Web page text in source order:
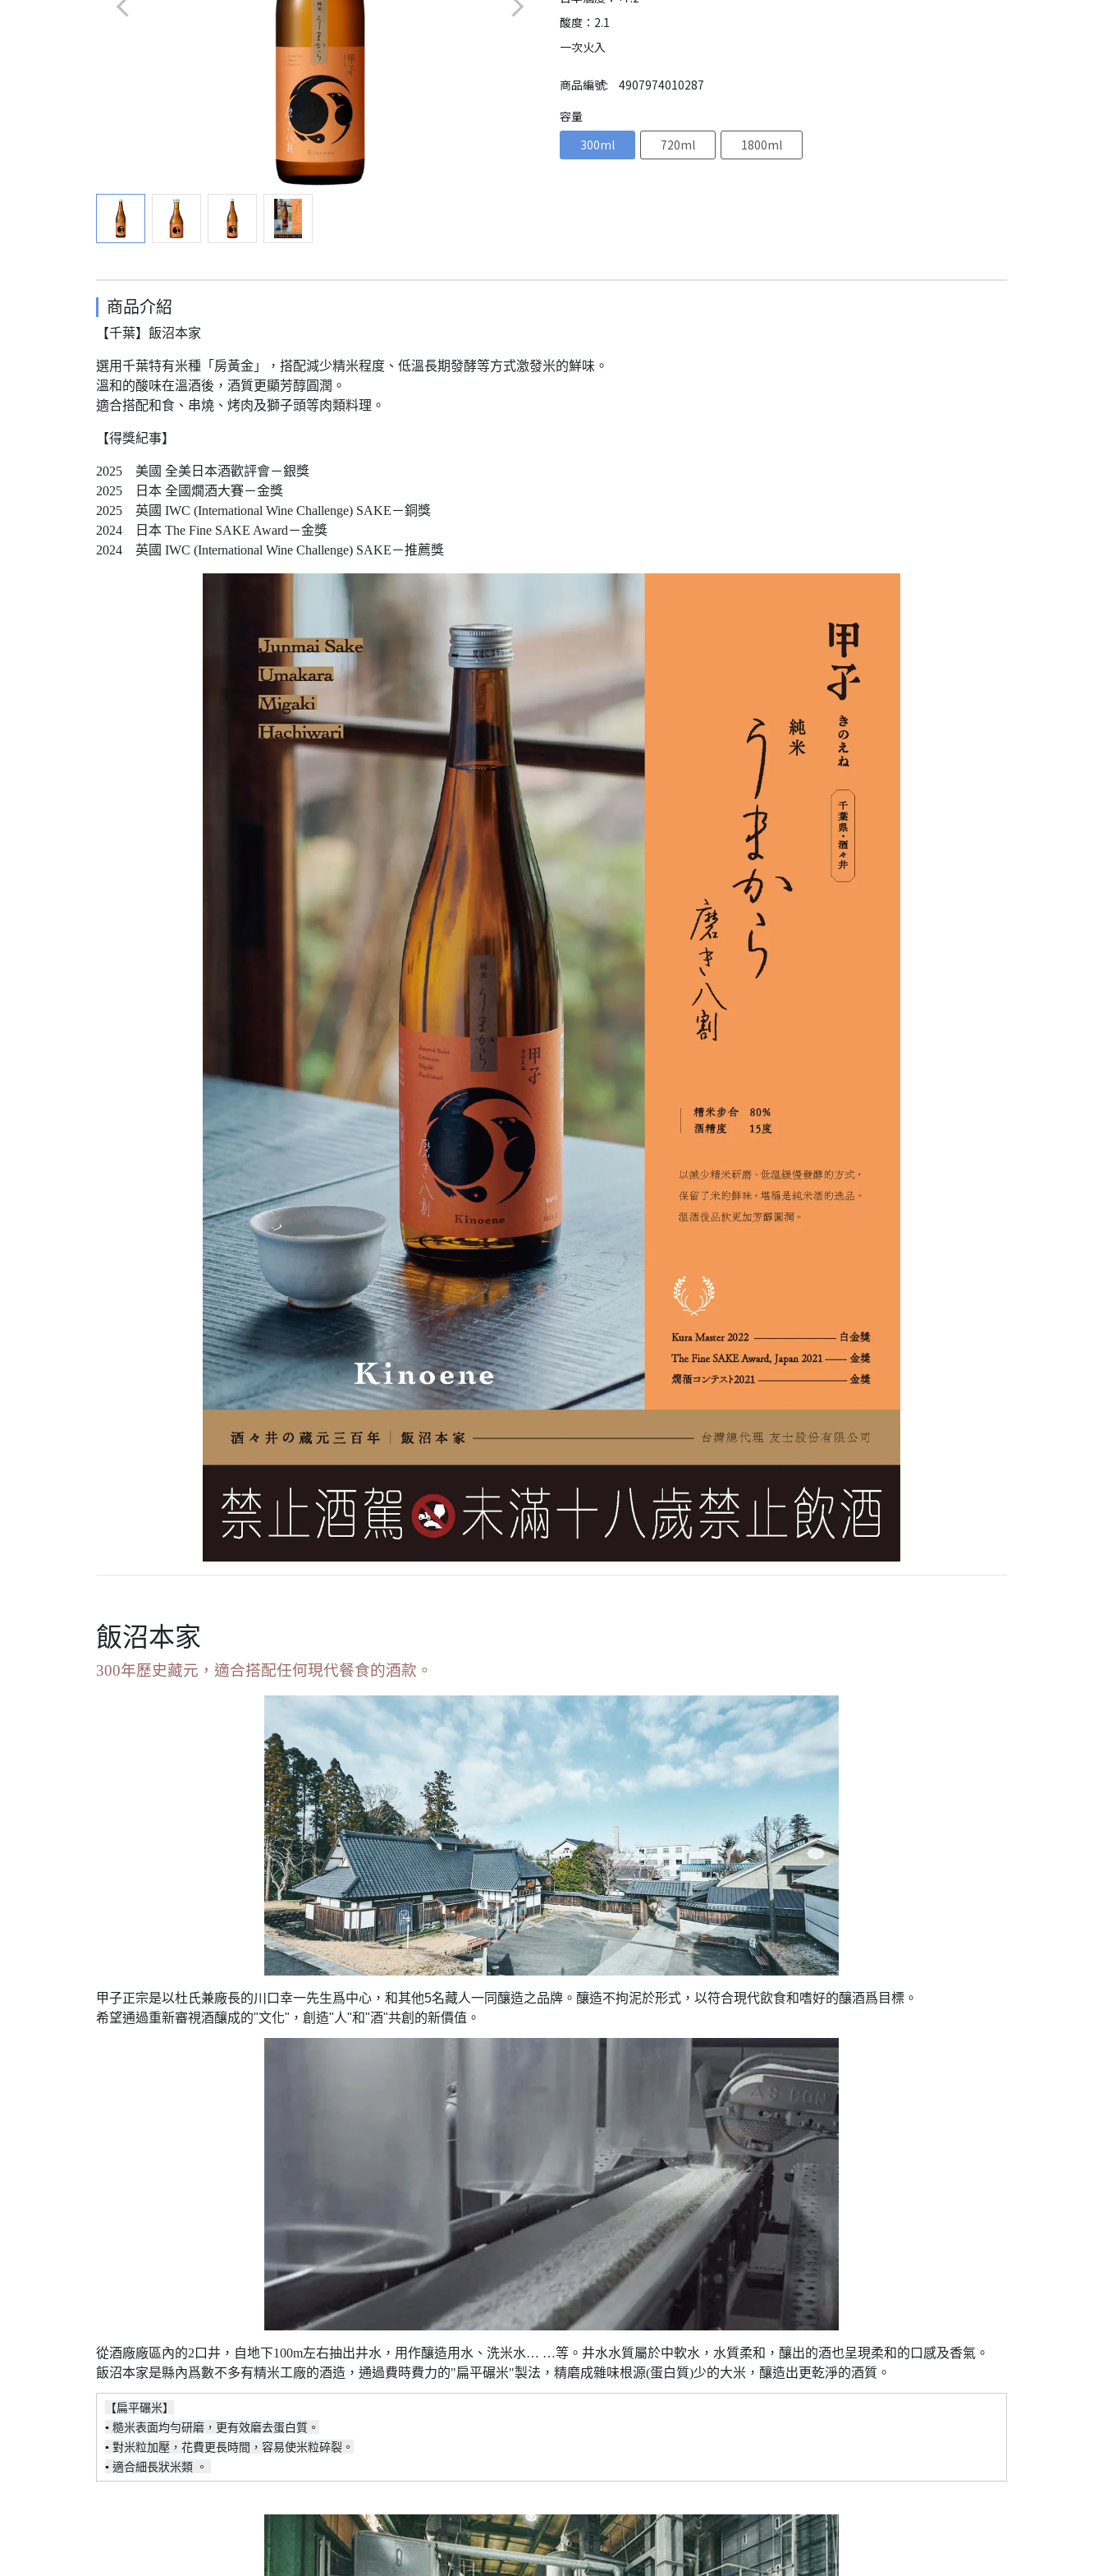
酸度：2.1
一次火入
商品編號:
4907974010287
容量
300ml
720ml 1800ml
商品介紹
【千葉】飯沼本家
選用千葉特有米種「房黃金」，搭配減少精米程度、低溫長期發酵等方式激發米的鮮味。
溫和的酸味在溫酒後，酒質更顯芳醇圓潤。
適合搭配和食、串燒、烤肉及獅子頭等肉類料理。
【得獎紀事】
2025 美國 全美日本酒歡評會－銀獎
2025 日本 全國燗酒大賽－金獎
2025 英國 IWC (International Wine Challenge) SAKE－銅獎
2024 日本 The Fine SAKE Award－金獎
2024 英國 IWC (International Wine Challenge) SAKE－推薦獎
飯沼本家
300年歷史藏元，適合搭配任何現代餐食的酒款。
甲子正宗是以杜氏兼廠長的川口幸一先生爲中心，和其他5名藏人一同釀造之品牌。釀造不拘泥於形式，以符合現代飲食和嗜好的釀酒爲目標。
希望通過重新審視酒釀成的"文化"，創造"人"和"酒"共創的新價值。
從酒廠廠區內的2口井，自地下100m左右抽出井水，用作釀造用水、洗米水… …等。井水水質屬於中軟水，水質柔和，釀出的酒也呈現柔和的口感及香氣。
飯沼本家是縣內爲數不多有精米工廠的酒造，通過費時費力的"扁平碾米"製法，精磨成雜味根源(蛋白質)少的大米，釀造出更乾淨的酒質。
【扁平碾米】
▪ 糙米表面均勻研磨，更有效磨去蛋白質。
▪ 對米粒加壓，花費更長時間，容易使米粒碎裂。
▪ 適合細長狀米類 。